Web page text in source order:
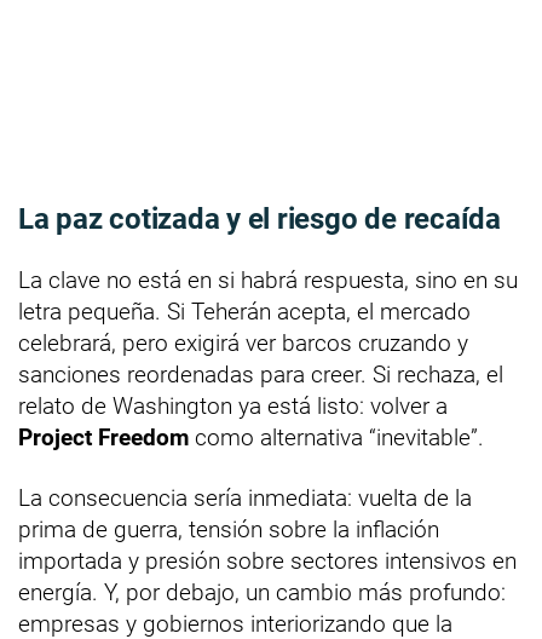
La paz cotizada y el riesgo de recaída
La clave no está en si habrá respuesta, sino en su
letra pequeña. Si Teherán acepta, el mercado
celebrará, pero exigirá ver barcos cruzando y
sanciones reordenadas para creer. Si rechaza, el
relato de Washington ya está listo: volver a
Project Freedom como alternativa “inevitable”.
La consecuencia sería inmediata: vuelta de la
prima de guerra, tensión sobre la inflación
importada y presión sobre sectores intensivos en
energía. Y, por debajo, un cambio más profundo:
empresas y gobiernos interiorizando que la